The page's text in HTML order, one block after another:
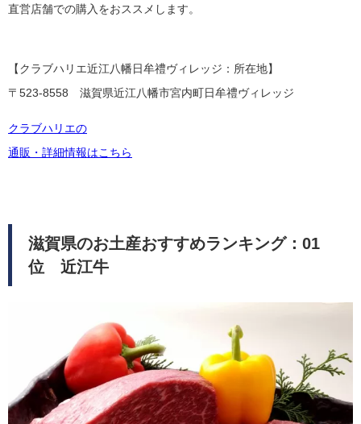
直営店舗での購入をおススメします。
【クラブハリエ近江八幡日牟禮ヴィレッジ：所在地】
〒523-8558 滋賀県近江八幡市宮内町日牟禮ヴィレッジ
クラブハリエの
通販・詳細情報はこちら
滋賀県のお土産おすすめランキング：01
位 近江牛